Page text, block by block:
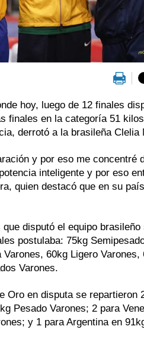
hoy, luego de 12 finales
finales en la categoría 51
derrotó a la brasileña
y por eso me concentré
inteligente y por eso
quien destacó que en su
disputó el equipo
postulaba: 75kg
60kg Ligero
Varones.
Oro en disputa se repartieron
Pesado Varones; 2 para
y 1 para Argentina en